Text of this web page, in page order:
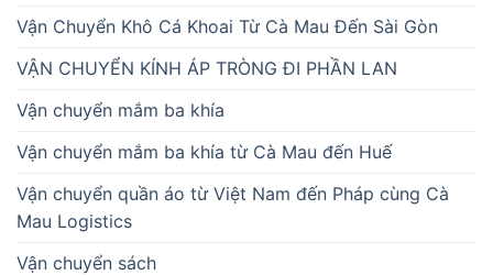
Vận Chuyển Khô Cá Khoai Từ Cà Mau Đến Sài Gòn
VẬN CHUYỂN KÍNH ÁP TRÒNG ĐI PHẦN LAN
Vận chuyển mắm ba khía
Vận chuyển mắm ba khía từ Cà Mau đến Huế
Vận chuyển quần áo từ Việt Nam đến Pháp cùng Cà
Mau Logistics
Vận chuyển sách